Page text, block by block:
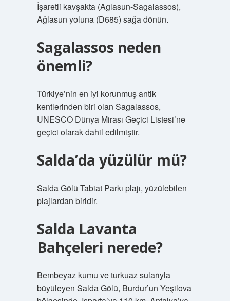
İşaretli kavşakta (Aglasun-Sagalassos),
Ağlasun yoluna (D685) sağa dönün.
Sagalassos neden
önemli?
Türkiye’nin en iyi korunmuş antik
kentlerinden biri olan Sagalassos,
UNESCO Dünya Mirası Geçici Listesi’ne
geçici olarak dahil edilmiştir.
Salda’da yüzülür mü?
Salda Gölü Tabiat Parkı plajı, yüzülebilen
plajlardan biridir.
Salda Lavanta
Bahçeleri nerede?
Bembeyaz kumu ve turkuaz sularıyla
büyüleyen Salda Gölü, Burdur’un Yeşilova